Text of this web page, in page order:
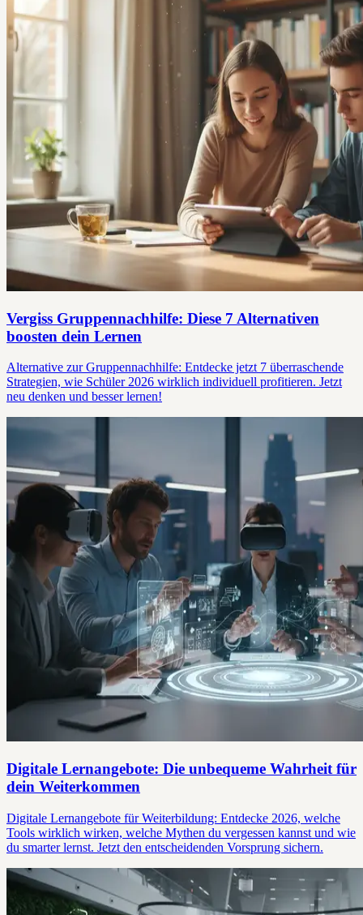
Vergiss Gruppennachhilfe: Diese 7 Alternativen
boosten dein Lernen
Alternative zur Gruppennachhilfe: Entdecke jetzt 7 überraschende
Strategien, wie Schüler 2026 wirklich individuell profitieren. Jetzt
neu denken und besser lernen!
Digitale Lernangebote: Die unbequeme Wahrheit für
dein Weiterkommen
Digitale Lernangebote für Weiterbildung: Entdecke 2026, welche
Tools wirklich wirken, welche Mythen du vergessen kannst und wie
du smarter lernst. Jetzt den entscheidenden Vorsprung sichern.